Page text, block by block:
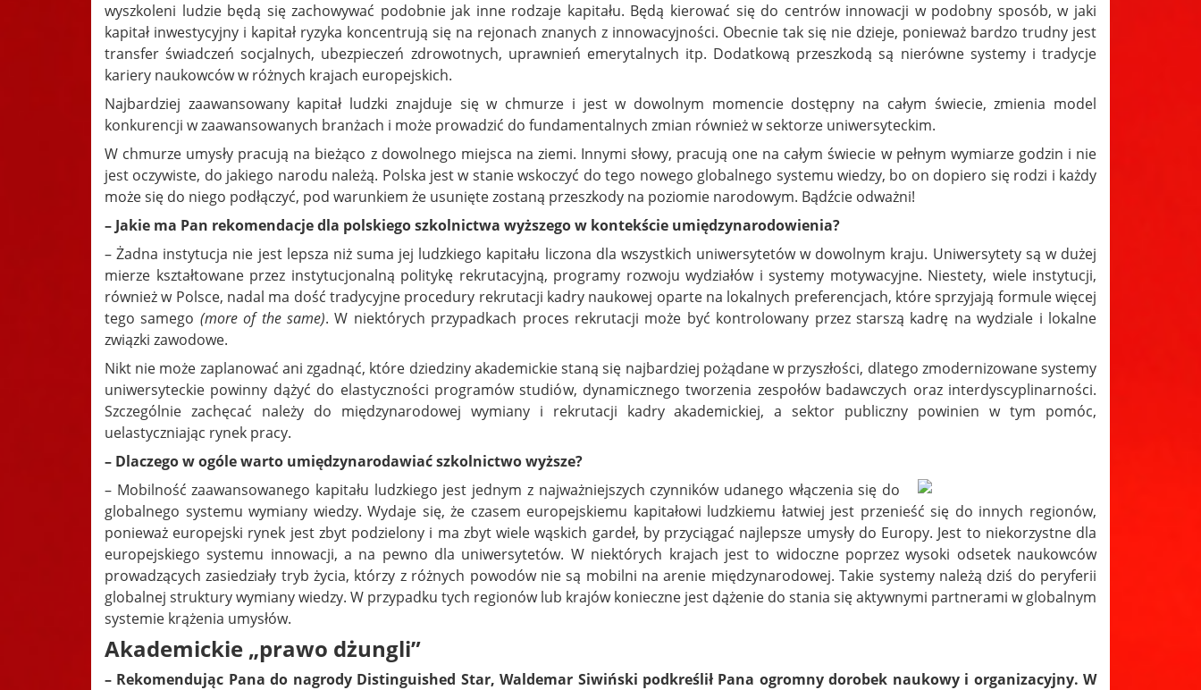
wyszkoleni ludzie będą się zachowywać podobnie jak inne rodzaje kapitału. Będą kierować się do centrów innowacji w podobny sposób, w jaki
kapitał inwestycyjny i kapitał ryzyka koncentrują się na rejonach znanych z innowacyjności. Obecnie tak się nie dzieje, ponieważ bardzo trudny jest
transfer świadczeń socjalnych, ubezpieczeń zdrowotnych, uprawnień emerytalnych itp. Dodatkową przeszkodą są nierówne systemy i tradycje
kariery naukowców w różnych krajach europejskich.
Najbardziej zaawansowany kapitał ludzki znajduje się w chmurze i jest w dowolnym momencie dostępny na całym świecie, zmienia model
konkurencji w zaawansowanych branżach i może prowadzić do fundamentalnych zmian również w sektorze uniwersyteckim.
W chmurze umysły pracują na bieżąco z dowolnego miejsca na ziemi. Innymi słowy, pracują one na całym świecie w pełnym wymiarze godzin i nie
jest oczywiste, do jakiego narodu należą. Polska jest w stanie wskoczyć do tego nowego globalnego systemu wiedzy, bo on dopiero się rodzi i każdy
może się do niego podłączyć, pod warunkiem że usunięte zostaną przeszkody na poziomie narodowym. Bądźcie odważni!
– Jakie ma Pan rekomendacje dla polskiego szkolnictwa wyższego w kontekście umiędzynarodowienia?
– Żadna instytucja nie jest lepsza niż suma jej ludzkiego kapitału liczona dla wszystkich uniwersytetów w dowolnym kraju. Uniwersytety są w dużej
mierze kształtowane przez instytucjonalną politykę rekrutacyjną, programy rozwoju wydziałów i systemy motywacyjne. Niestety, wiele instytucji,
również w Polsce, nadal ma dość tradycyjne procedury rekrutacji kadry naukowej oparte na lokalnych preferencjach, które sprzyjają formule więcej
tego samego (more of the same). W niektórych przypadkach proces rekrutacji może być kontrolowany przez starszą kadrę na wydziale i lokalne
związki zawodowe.
Nikt nie może zaplanować ani zgadnąć, które dziedziny akademickie staną się najbardziej pożądane w przyszłości, dlatego zmodernizowane systemy
uniwersyteckie powinny dążyć do elastyczności programów studiów, dynamicznego tworzenia zespołów badawczych oraz interdyscyplinarności.
Szczególnie zachęcać należy do międzynarodowej wymiany i rekrutacji kadry akademickiej, a sektor publiczny powinien w tym pomóc,
uelastyczniając rynek pracy.
– Dlaczego w ogóle warto umiędzynarodawiać szkolnictwo wyższe?
– Mobilność zaawansowanego kapitału ludzkiego jest jednym z najważniejszych czynników udanego włączenia się do
globalnego systemu wymiany wiedzy. Wydaje się, że czasem europejskiemu kapitałowi ludzkiemu łatwiej jest przenieść się do innych regionów,
ponieważ europejski rynek jest zbyt podzielony i ma zbyt wiele wąskich gardeł, by przyciągać najlepsze umysły do Europy. Jest to niekorzystne dla
europejskiego systemu innowacji, a na pewno dla uniwersytetów. W niektórych krajach jest to widoczne poprzez wysoki odsetek naukowców
prowadzących zasiedziały tryb życia, którzy z różnych powodów nie są mobilni na arenie międzynarodowej. Takie systemy należą dziś do peryferii
globalnej struktury wymiany wiedzy. W przypadku tych regionów lub krajów konieczne jest dążenie do stania się aktywnymi partnerami w globalnym
systemie krążenia umysłów.
Akademickie „prawo dżungli”
– Rekomendując Pana do nagrody Distinguished Star, Waldemar Siwiński podkreślił Pana ogromny dorobek naukowy i organizacyjny. W